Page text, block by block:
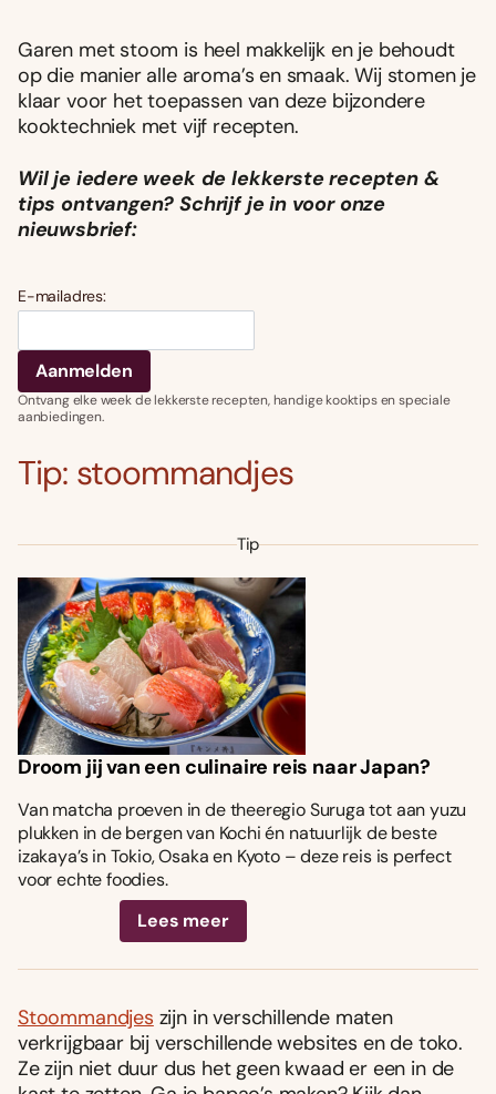
Garen met stoom is heel makkelijk en je behoudt
op die manier alle aroma’s en smaak. Wij stomen je
klaar voor het toepassen van deze bijzondere
kooktechniek met vijf recepten.
Wil je iedere week de lekkerste recepten &
tips ontvangen? Schrijf je in voor onze
nieuwsbrief:
E-mailadres:
Ontvang elke week de lekkerste recepten, handige kooktips en speciale
aanbiedingen.
Tip: stoommandjes
Tip
Droom jij van een culinaire reis naar Japan?
Van matcha proeven in de theeregio Suruga tot aan yuzu
plukken in de bergen van Kochi én natuurlijk de beste
izakaya’s in Tokio, Osaka en Kyoto – deze reis is perfect
voor echte foodies.
Lees meer
Stoommandjes zijn in verschillende maten
verkrijgbaar bij verschillende websites en de toko.
Ze zijn niet duur dus het geen kwaad er een in de